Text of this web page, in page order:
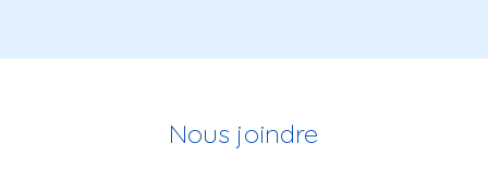
Nous joindre